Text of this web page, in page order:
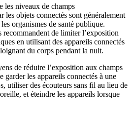
les niveaux de champs
les objets connectés sont généralement
organismes de santé publique.
recommandent de limiter l’exposition
en utilisant des appareils connectés
du corps pendant la nuit.
de réduire l’exposition aux champs
garder les appareils connectés à une
utiliser des écouteurs sans fil au lieu de
et éteindre les appareils lorsque